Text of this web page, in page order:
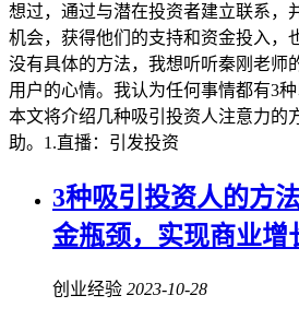
想过，通过与潜在投资者建立联系，
机会，获得他们的支持和资金投入，
没有具体的方法，我想听听秦刚老师
用户的心情。我认为任何事情都有3
本文将介绍几种吸引投资人注意力的
助。1.直播：引发投资
3种吸引投资人的方
金瓶颈，实现商业增
创业经验 2023-10-28